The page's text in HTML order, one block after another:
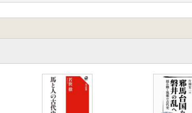
容と公布/2 正税帳式移行に伴う作業/3 正税帳
2 周防帳の倉・屋の変化/3 越前帳の借倉・借屋